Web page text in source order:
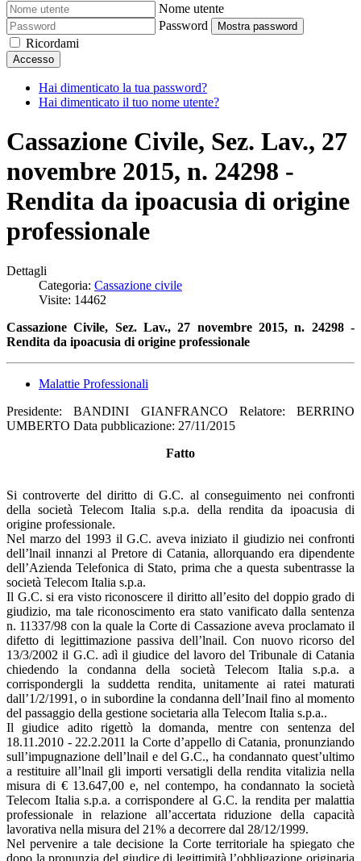
Nome utente
Password
Mostra password
Ricordami
Accesso
Hai dimenticato la tua password?
Hai dimenticato il tuo nome utente?
Cassazione Civile, Sez. Lav., 27
novembre 2015, n. 24298 -
Rendita da ipoacusia di origine
professionale
Dettagli
Categoria: Cassazione civile
Visite: 14462
Cassazione Civile, Sez. Lav., 27 novembre 2015, n. 24298 -
Rendita da ipoacusia di origine professionale
Malattie Professionali
Presidente: BANDINI GIANFRANCO Relatore: BERRINO
UMBERTO Data pubblicazione: 27/11/2015
Fatto
Si controverte del diritto di G.C. al conseguimento nei confronti
della società Telecom Italia s.p.a. della rendita da ipoacusia di
origine professionale.
Nel marzo del 1993 il G.C. aveva iniziato il giudizio nei confronti
dell’lnail innanzi al Pretore di Catania, allorquando era dipendente
dell’Azienda Telefonica di Stato, prima che a questa subentrasse la
società Telecom Italia s.p.a.
Il G.C. si era visto riconoscere il diritto all’esito del doppio grado di
giudizio, ma tale riconoscimento era stato vanificato dalla sentenza
n. 11337/98 con la quale la Corte di Cassazione aveva proclamato il
difetto di legittimazione passiva dell’lnail. Con nuovo ricorso del
13/3/2002 il G.C. adì il giudice del lavoro del Tribunale di Catania
chiedendo la condanna della società Telecom Italia s.p.a. a
corrispondergli la suddetta rendita, unitamente ai ratei maturati
dall’1/2/1991, o in subordine la condanna dell’Inail fino al momento
del passaggio della gestione societaria alla Telecom Italia s.p.a..
Il giudice adito rigettò la domanda, mentre con sentenza del
18.11.2010 - 22.2.2011 la Corte d’appello di Catania, pronunziando
sull’impugnazione dell’lnail e del G.C., ha condannato quest’ultimo
a restituire all’lnail gli importi versatigli della rendita vitalizia nella
misura di € 13.647,00 e, nel contempo, ha condannato la società
Telecom Italia s.p.a. a corrispondere al G.C. la rendita per malattia
professionale in relazione all’accertata riduzione della capacità
lavorativa nella misura del 21% a decorrere dal 28/12/1999.
Nel pervenire a tale decisione la Corte territoriale ha spiegato che
dopo la pronunzia del giudice di legittimità l’obbligazione originaria